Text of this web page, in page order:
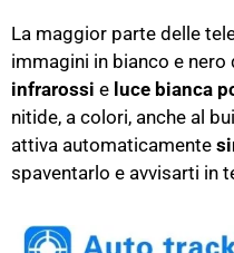
La maggior parte delle
immagini in bianco e
infrarossi e luce bianca
nitide, a colori, anche al
attiva automaticamente
spaventarlo e avvisarti in